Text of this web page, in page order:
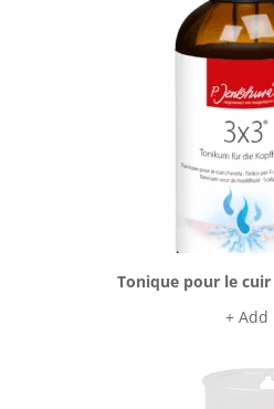
Tonique pour le
+ Add